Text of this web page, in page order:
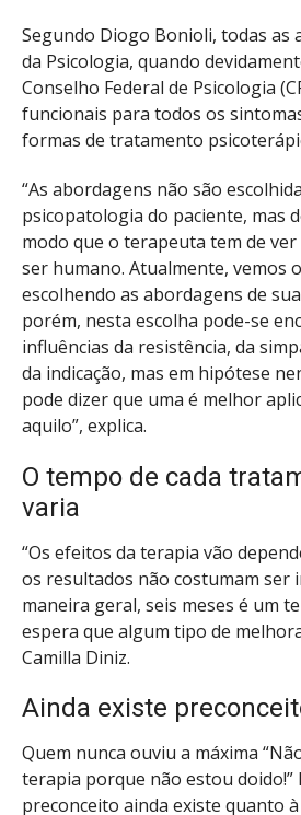
Segundo Diogo Bonioli, todas as
da Psicologia, quando
Conselho Federal de Psicologia
funcionais para todos os
formas de tratamento
“As abordagens não são
psicopatologia do paciente, mas
modo que o terapeuta tem de
ser humano. Atualmente, vemos
escolhendo as abordagens de sua
porém, nesta escolha pode-se
influências da resistência, da
da indicação, mas em hipótese
pode dizer que uma é melhor
aquilo”, explica.
O tempo de cada
varia
“Os efeitos da terapia vão
os resultados não costumam ser
maneira geral, seis meses é um
espera que algum tipo de
Camilla Diniz.
Ainda existe
Quem nunca ouviu a máxima
terapia porque não estou doido!”
preconceito ainda existe quanto à